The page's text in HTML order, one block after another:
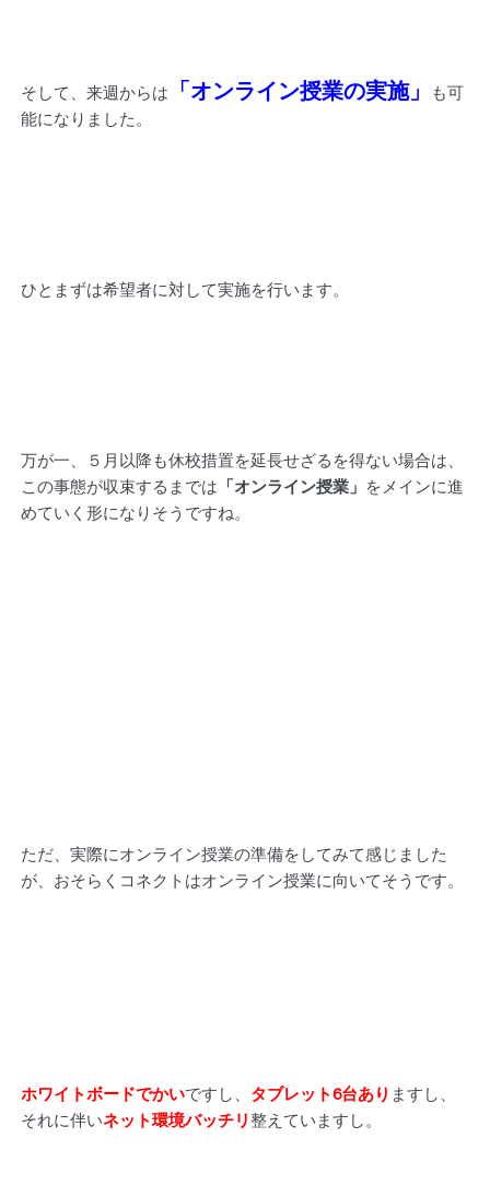
そして、来週からは 「オンライン授業の実施」
も可
能になりました。
ひとまずは希望者に対して実施を行います。
万が一、５月以降も休校措置を延長せざるを得ない場合は、
この事態が収束するまでは 「オンライン授業」
をメインに進
めていく形になりそうですね。
ただ、実際にオンライン授業の準備をしてみて感じました
が、おそらくコネクトはオンライン授業に向いてそうです。
ホワイトボードでかいですし、 タブレット6台あり ますし、
それに伴いネット環境バッチリ 整えていますし。